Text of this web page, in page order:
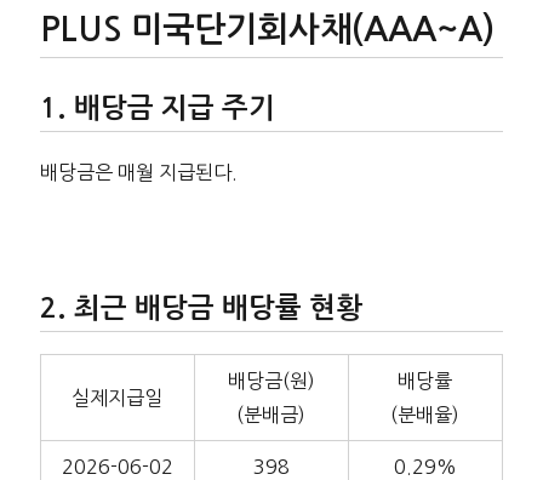
PLUS 미국단기회사채(AAA~A)
배당금 지급 주기
배당금은 매월 지급된다.
최근 배당금 배당률 현황
실제지급일
배당금(원)
(분배금)
배당률
(분배율)
2026-06-02 398 0.29%